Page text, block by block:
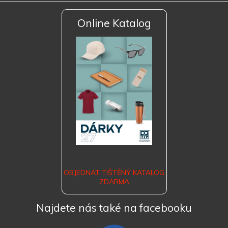
Online Katalog
OBJEDNAT TIŠTĚNÝ KATALOG
ZDARMA
Najdete nás také na facebooku